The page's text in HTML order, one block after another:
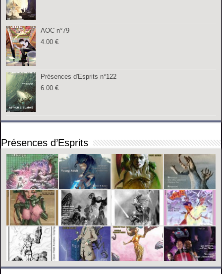
AOC n°79
4.00€
Présences d'Esprits n°122
6.00€
Présences d’Esprits